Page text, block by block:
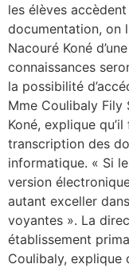
les élèves
documentation, on
Nacouré Koné
connaissances
la possibilité
Mme Coulibaly Fily
Koné, explique
transcription des
informatique. « Si
version
autant exceller
voyantes ». La
établissement
Coulibaly, explique